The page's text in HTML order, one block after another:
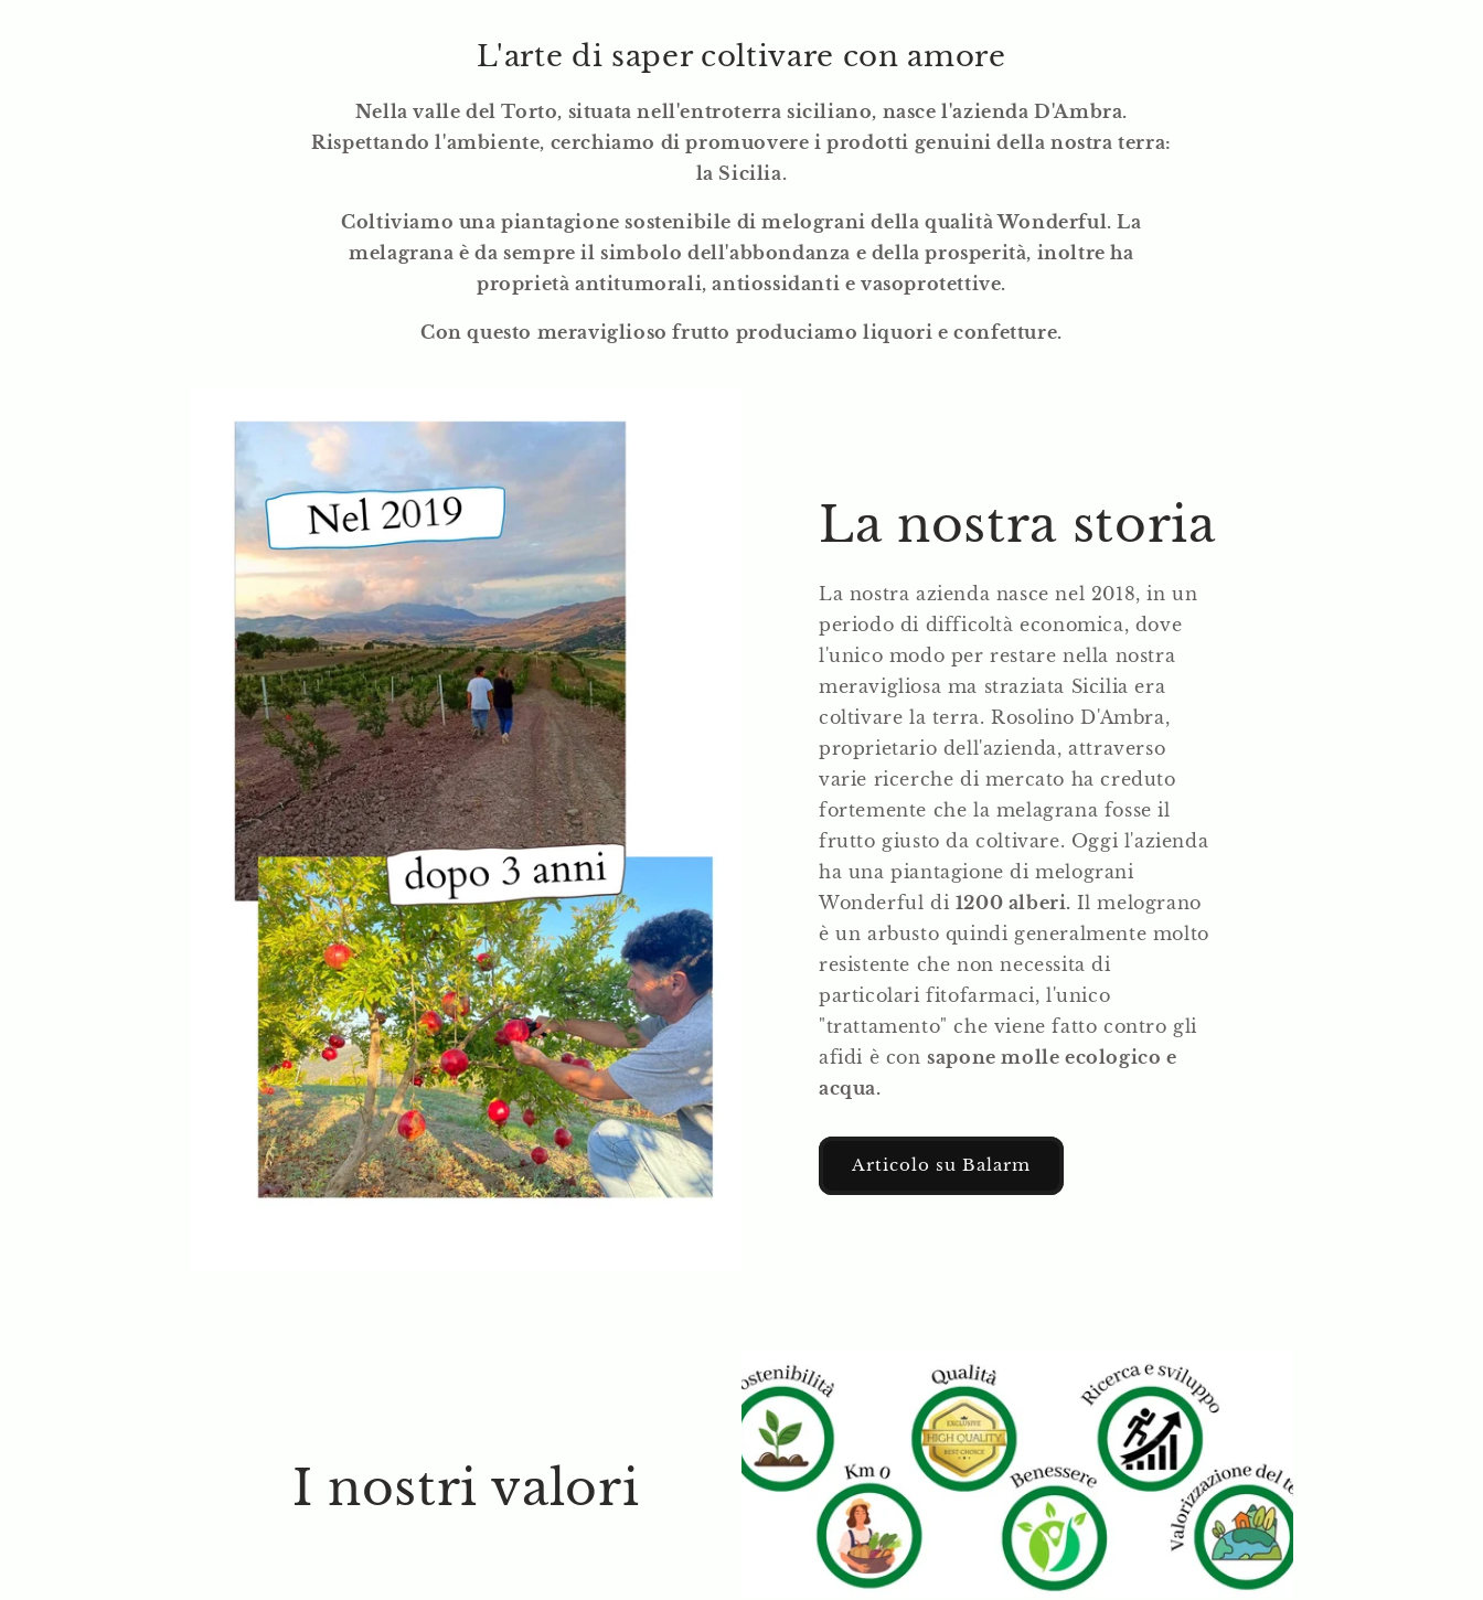
L'arte di saper coltivare con amore
Nella valle del Torto, situata nell'entroterra siciliano, nasce l'azienda D'Ambra.
Rispettando l'ambiente, cerchiamo di promuovere i prodotti genuini della nostra terra:
la Sicilia.
Coltiviamo una piantagione sostenibile di melograni della qualità Wonderful. La
melagrana è da sempre il simbolo dell'abbondanza e della prosperità, inoltre ha
proprietà antitumorali, antiossidanti e vasoprotettive.
Con questo meraviglioso frutto produciamo liquori e confetture.
La nostra storia
La nostra azienda nasce nel 2018, in un
periodo di difficoltà economica, dove
l'unico modo per restare nella nostra
meravigliosa ma straziata Sicilia era
coltivare la terra. Rosolino D'Ambra,
proprietario dell'azienda, attraverso
varie ricerche di mercato ha creduto
fortemente che la melagrana fosse il
frutto giusto da coltivare. Oggi l'azienda
ha una piantagione di melograni
Wonderful di 1200 alberi. Il melograno
è un arbusto quindi generalmente molto
resistente che non necessita di
particolari fitofarmaci, l'unico
"trattamento" che viene fatto contro gli
afidi è con sapone molle ecologico e
acqua.
Articolo su Balarm
I nostri valori